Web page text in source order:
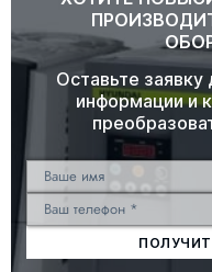
Оставьте
информации и